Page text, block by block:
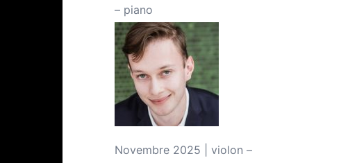
– piano
Novembre 2025 | violon –